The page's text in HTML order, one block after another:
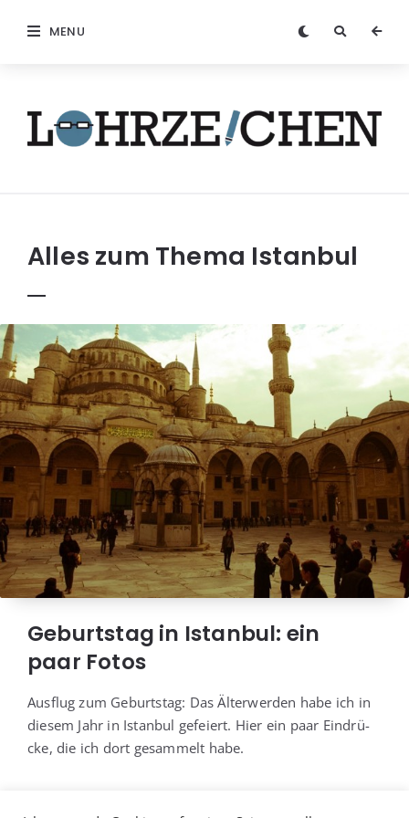
MENU
Alles zum Thema Istanbul
Geburtstag in Istanbul: ein
paar Fotos
Aus­flug zum Geburts­tag: Das Älter­wer­den habe ich in
die­sem Jahr in Istan­bul gefei­ert. Hier ein paar Ein­drü­
cke, die ich dort gesam­melt habe.